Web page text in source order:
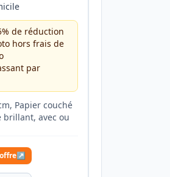
de réduction
hors frais de
par
Papier couché
brillant, avec ou
↗